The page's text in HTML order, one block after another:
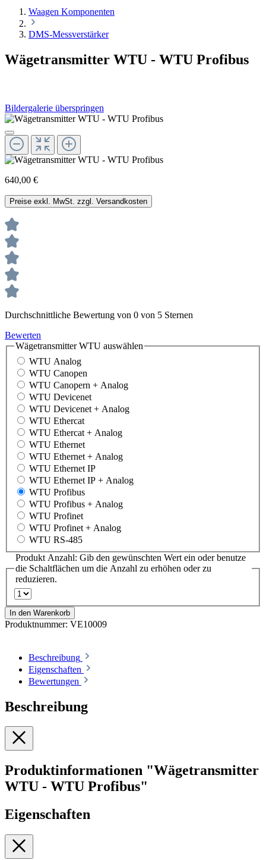
Waagen Komponenten
DMS-Messverstärker
Wägetransmitter WTU - WTU Profibus
Bildergalerie überspringen
640,00 €
Preise exkl. MwSt. zzgl. Versandkosten
Durchschnittliche Bewertung von 0 von 5 Sternen
Bewerten
Wägetransmitter WTU auswählen
WTU Analog
WTU Canopen
WTU Canopern + Analog
WTU Devicenet
WTU Devicenet + Analog
WTU Ethercat
WTU Ethercat + Analog
WTU Ethernet
WTU Ethernet + Analog
WTU Ethernet IP
WTU Ethernet IP + Analog
WTU Profibus
WTU Profibus + Analog
WTU Profinet
WTU Profinet + Analog
WTU RS-485
Produkt Anzahl: Gib den gewünschten Wert ein oder benutze
die Schaltflächen um die Anzahl zu erhöhen oder zu
reduzieren.
In den Warenkorb
Produktnummer: VE10009
Beschreibung
Eigenschaften
Bewertungen
Beschreibung
Produktinformationen "Wägetransmitter
WTU - WTU Profibus"
Eigenschaften